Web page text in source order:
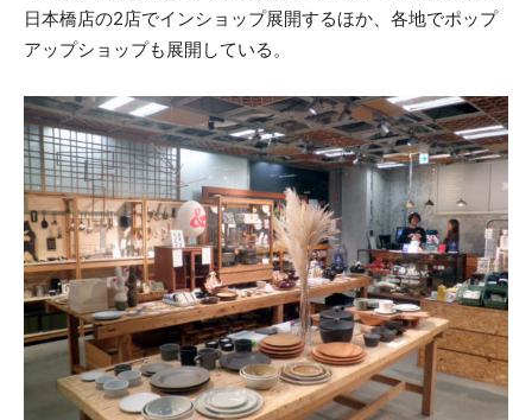
日本橋店の2店でインショップ展開するほか、各地でポップ
アップショップも展開している。